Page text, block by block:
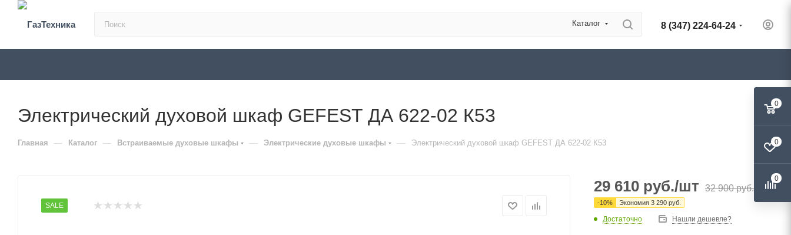
Каталог 8 (347) 224-64-24
Электрический духовой шкаф GEFEST ДА 622-02 К53
Главная — Каталог — Встраиваемые духовые шкафы — Электрические духовые шкафы — Электрический духовой шкаф GEFEST ДА 622-02 К53
SALE
29 610 руб./шт 32 900руб.
-10% Экономия 3 290 руб.
Достаточно Нашли дешевле?
0
0
0